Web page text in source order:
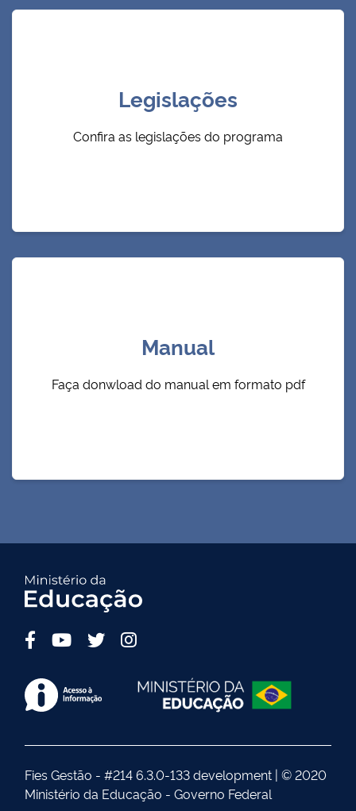
Legislações
Confira as legislações do programa
Manual
Faça donwload do manual em formato pdf
Fies Gestão - #214 6.3.0-133 development | © 2020
Ministério da Educação - Governo Federal